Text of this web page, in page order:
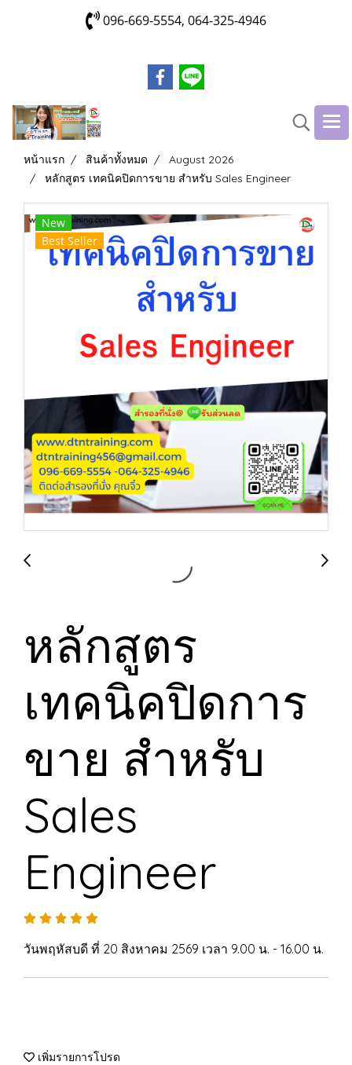
096-669-5554, 064-325-4946
หน้าแรก สินค้าทั้งหมด
August 2026
หลักสูตร เทคนิคปิดการขาย สำหรับ Sales Engineer
New
Best Seller
หลักสูตร
เทคนิคปิดการ
ขาย สำหรับ
Sales
Engineer
วันพฤหัสบดี ที่ 20 สิงหาคม 2569 เวลา 9.00 น. - 16.00 น.
เพิ่มรายการโปรด